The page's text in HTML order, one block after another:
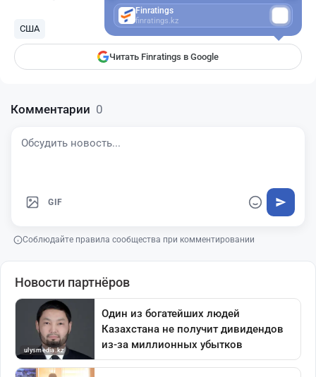
США
Читать Finratings в Google
Finratings
finratings.kz
Комментарии 0
GIF
Соблюдайте правила сообщества при комментировании